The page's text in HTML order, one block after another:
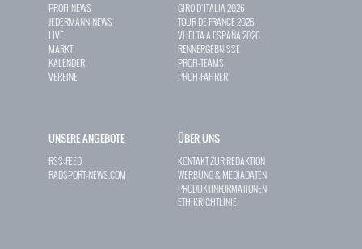
PROFI-NEWS
JEDERMANN-NEWS
LIVE
MARKT
KALENDER
VEREINE
GIRO D`ITALIA 2026
TOUR DE FRANCE 2026
VUELTA A ESPAÑA 2026
RENNERGEBNISSE
PROFI-TEAMS
PROFI-FAHRER
UNSERE ANGEBOTE
RSS-FEED
RADSPORT-NEWS.COM
ÜBER UNS
KONTAKT ZUR REDAKTION
WERBUNG & MEDIADATEN
PRODUKTINFORMATIONEN
ETHIKRICHTLINIE